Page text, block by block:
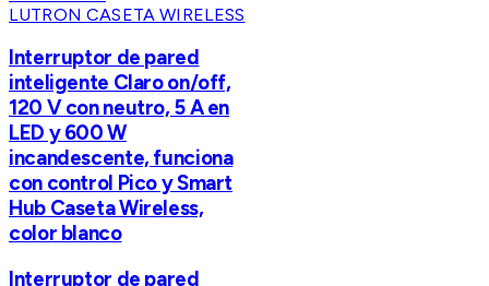
LUTRON CASETA WIRELESS
Interruptor de pared
inteligente Claro on/off,
120 V con neutro, 5 A en
LED y 600 W
incandescente, funciona
con control Pico y Smart
Hub Caseta Wireless,
color blanco
Interruptor de pared